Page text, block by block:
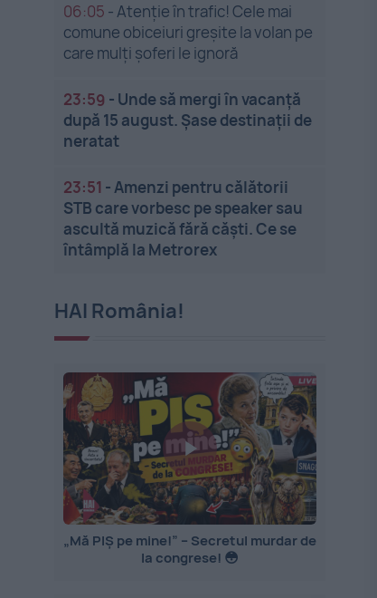
06:05 -Atenție în trafic! Cele mai
comune obiceiuri greșite la volan pe
care mulți șoferi le ignoră
23:59 - Unde să mergi în vacanță
după 15 august. Șase destinații de
neratat
23:51 -Amenzi pentru călătorii
STB care vorbesc pe speaker sau
ascultă muzică fără căști. Ce se
întâmplă la Metrorex
HAI România!
„Mă PIȘ pe mine!” – Secretul murdar de
la congrese! 😳